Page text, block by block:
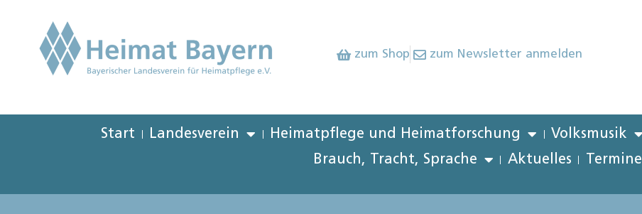
zum Shop zum Newsletter anmelden
Start Landesverein Heimatpflege und Heimatforschung Volksmusik
Brauch, Tracht, Sprache
Aktuelles Termine